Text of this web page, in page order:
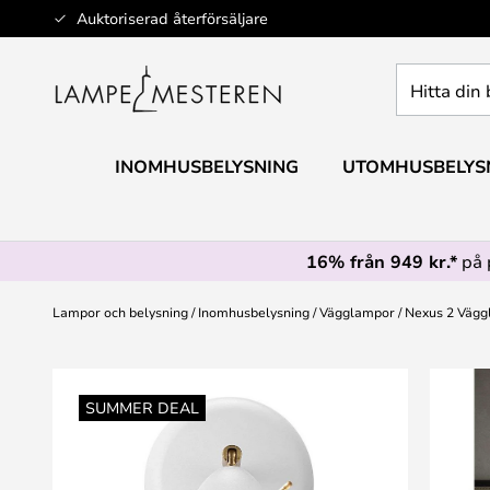
Auktoriserad återförsäljare
Hoppa
till
din
INOMHUSBELYSNING
16% från 949 kr.* på
Lampor och belysning Inomhusbelysning Vägglampor Nexus 2
SUMMER DEAL